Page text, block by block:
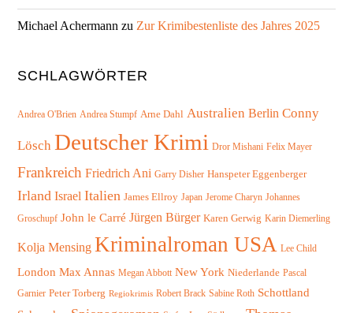
Michael Achermann zu Zur Krimibestenliste des Jahres 2025
SCHLAGWÖRTER
Andrea O'Brien Andrea Stumpf Arne Dahl Australien Berlin Conny
Lösch Deutscher Krimi Dror Mishani Felix Mayer
Frankreich Friedrich Ani Garry Disher Hanspeter Eggenberger
Irland Israel Italien James Ellroy Japan Jerome Charyn Johannes
Groschupf John le Carré Jürgen Bürger Karen Gerwig Karin Diemerling
Kolja Mensing Kriminalroman USA Lee Child
London Max Annas Megan Abbott New York Niederlande Pascal
Garnier Peter Torberg Regiokrimis Robert Brack Sabine Roth Schottland